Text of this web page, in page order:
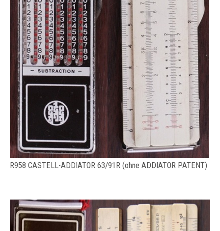
R958 CASTELL-ADDIATOR 63/91R (ohne ADDIATOR PATENT)